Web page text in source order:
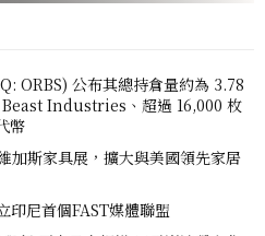
ORBS) 公布其總持倉量約為 3.78
Industries、超過 16,000 枚
幣
斯家具展，擴大與美國領先家居
尼首個FAST媒體聯盟